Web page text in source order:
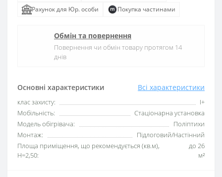
Основні характеристики Всі характеристики
клас захисту:
I+
Мобільність:
Стаціонарна установка
Модель обігрівача:
Поліптихи
Монтаж:
Підлоговий/Настінний
Площа приміщення, що рекомендується (кв.м),
H=2,50:
до 26
м²
Рахунок для Юр. особи
Покупка частинами
Обмін та повернення
Повернення чи обмін товару протягом 14
днів